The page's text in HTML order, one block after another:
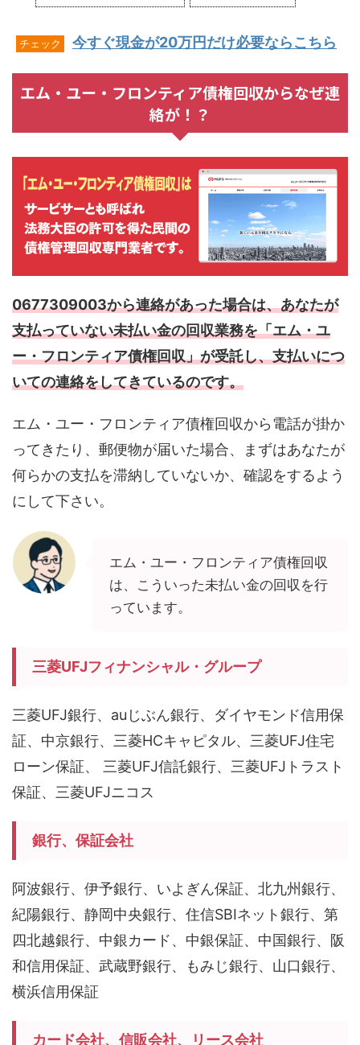
チェック 今すぐ現金が20万円だけ必要ならこちら
エム・ユー・フロンティア債権回収からなぜ連
絡が！？
0677309003から連絡があった場合は、あなたが
支払っていない未払い金の回収業務を「エム・ユ
ー・フロンティア債権回収」が受託し、支払いにつ
いての連絡をしてきているのです。
エム・ユー・フロンティア債権回収から電話が掛か
ってきたり、郵便物が届いた場合、まずはあなたが
何らかの支払を滞納していないか、確認をするよう
にして下さい。
エム・ユー・フロンティア債権回収
は、こういった未払い金の回収を行
っています。
三菱UFJフィナンシャル・グループ
三菱UFJ銀行、auじぶん銀行、ダイヤモンド信用保
証、中京銀行、三菱HCキャピタル、三菱UFJ住宅
ローン保証、 三菱UFJ信託銀行、三菱UFJトラスト
保証、三菱UFJニコス
銀行、保証会社
阿波銀行、伊予銀行、いよぎん保証、北九州銀行、
紀陽銀行、静岡中央銀行、住信SBIネット銀行、第
四北越銀行、中銀カード、中銀保証、中国銀行、阪
和信用保証、武蔵野銀行、もみじ銀行、山口銀行、
横浜信用保証
カード会社、信販会社、リース会社